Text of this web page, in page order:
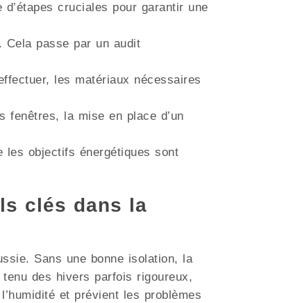
cruciales pour garantir une
passe par un audit
les matériaux nécessaires
fenêtres, la mise en place d’un
les objectifs énergétiques sont
clés dans la
Sans une bonne isolation, la
tenu des hivers parfois rigoureux,
et prévient les problèmes